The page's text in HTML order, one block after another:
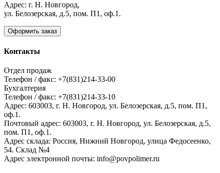
Адрес: г. Н. Новгород,
ул. Белозерская, д.5, пом. П1, оф.1.
Оформить заказ
Контакты
Отдел продаж
Телефон / факс: +7(831)214-33-00
Бухгалтерия
Телефон / факс: +7(831)214-33-10
Адрес: 603003, г. Н. Новгород, ул. Белозерская, д.5, пом. П1,
оф.1.
Почтовый адрес: 603003, г. Н. Новгород, ул. Белозерская, д.5,
пом. П1, оф.1.
Адрес склада: Россия, Нижний Новгород, улица Федосеенко,
54. Склад №4
Адрес электронной почты: info@povpolimer.ru